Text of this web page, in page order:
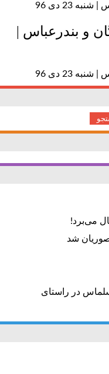
23 دی 96
و بندرعباس |
23 دی 96
می‌برد!
شد
در راستای